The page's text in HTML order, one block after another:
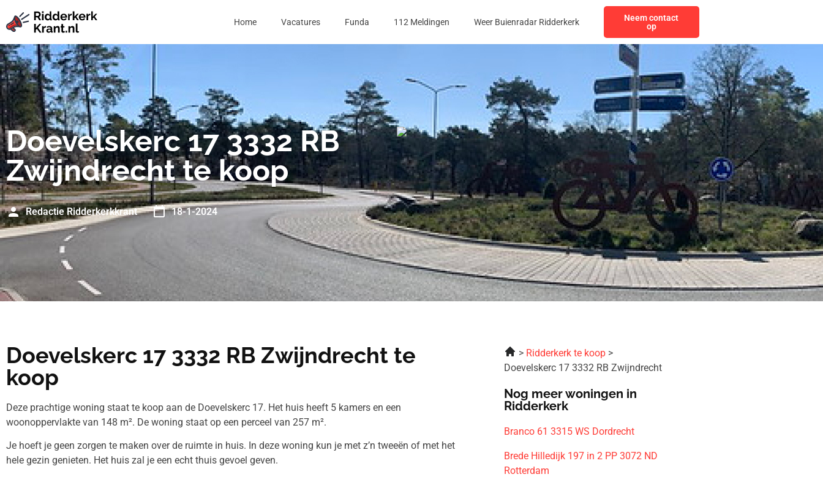
Home Vacatures Funda 112 Meldingen Weer Buienradar Ridderkerk
Neem contact
op
Doevelskerc 17 3332 RB
Zwijndrecht te koop
Redactie Ridderkerkkrant 18-1-2024
Doevelskerc 17 3332 RB Zwijndrecht te
koop
Deze prachtige woning staat te koop aan de Doevelskerc 17. Het huis heeft 5 kamers en een
woonoppervlakte van 148 m². De woning staat op een perceel van 257 m².
Je hoeft je geen zorgen te maken over de ruimte in huis. In deze woning kun je met z’n tweeën of met het
hele gezin genieten. Het huis zal je een echt thuis gevoel geven.
Ridderkerk te koop
Doevelskerc 17 3332 RB Zwijndrecht
Nog meer woningen in
Ridderkerk
Branco 61 3315 WS Dordrecht
Brede Hilledijk 197 in 2 PP 3072 ND
Rotterdam